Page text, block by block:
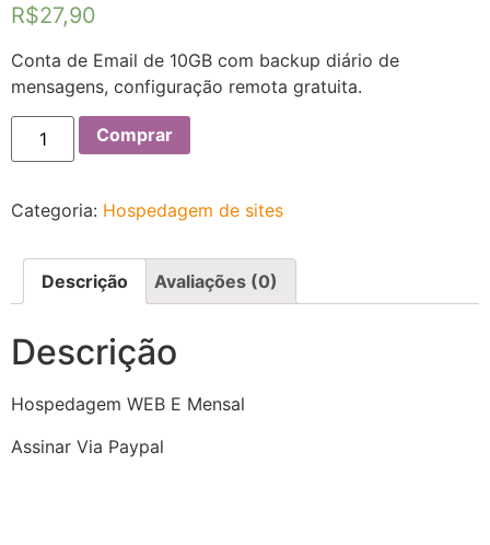
R$27,90
Conta de Email de 10GB com backup diário de
mensagens, configuração remota gratuita.
Comprar
Categoria: Hospedagem de sites
Descrição Avaliações (0)
Descrição
Hospedagem WEB E Mensal
Assinar Via Paypal